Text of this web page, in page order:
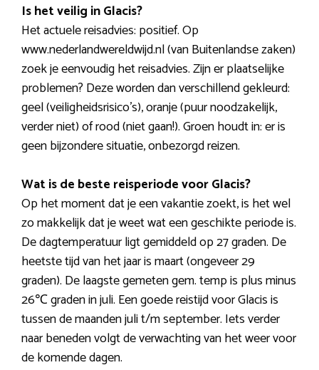
Is het veilig in Glacis?
Het actuele reisadvies: positief. Op
www.nederlandwereldwijd.nl (van Buitenlandse zaken)
zoek je eenvoudig het reisadvies. Zijn er plaatselijke
problemen? Deze worden dan verschillend gekleurd:
geel (veiligheidsrisico’s), oranje (puur noodzakelijk,
verder niet) of rood (niet gaan!). Groen houdt in: er is
geen bijzondere situatie, onbezorgd reizen.
Wat is de beste reisperiode voor Glacis?
Op het moment dat je een vakantie zoekt, is het wel
zo makkelijk dat je weet wat een geschikte periode is.
De dagtemperatuur ligt gemiddeld op 27 graden. De
heetste tijd van het jaar is maart (ongeveer 29
graden). De laagste gemeten gem. temp is plus minus
26℃ graden in juli. Een goede reistijd voor Glacis is
tussen de maanden juli t/m september. Iets verder
naar beneden volgt de verwachting van het weer voor
de komende dagen.